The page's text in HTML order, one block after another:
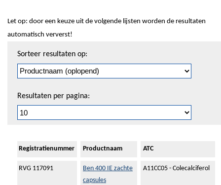
Let op: door een keuze uit de volgende lijsten worden de resultaten
automatisch ververst!
pagineren
Sorteer resultaten op:
Resultaten per pagina:
Registratienummer Productnaam ATC
RVG 117091
Ben 400 IE zachte
capsules
A11CC05 - Colecalciferol